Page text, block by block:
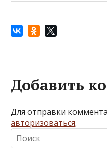
Добавить
Для отправки
авторизоваться.